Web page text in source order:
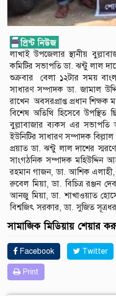
লাখাই উপজেলার স্থানীয়
কমিটির সভাপতি ডা. ঝন্টু লাল
শুক্রবার বেলা ১২টার সময়
সাধারণ সম্পাদক ডা. জামাল
রাখেন অবসরপ্রাপ্ত প্রধান শিক্ষক
বিশেষ অতিথি হিসেবে
বুল্লাবাজার ব্যকস এর সভাপতি
ইউনিটির সাধারণ সম্পাদক
প্রয়াত ডা. ঝন্টু লাল দাশের
সাংগঠনিক সম্পাদক
রহমান গাজন, ডা. আশিক
রুবেল মিয়া, ডা. বিচিত্র রঞ্জন
আনজু মিয়া, ডা. শাখাওয়াত
বিশ্বজিৎ সরকার, ডা. সুজিত
সামাজিক মিডিয়ায় শেয়ার
Facebook Twitter
Print